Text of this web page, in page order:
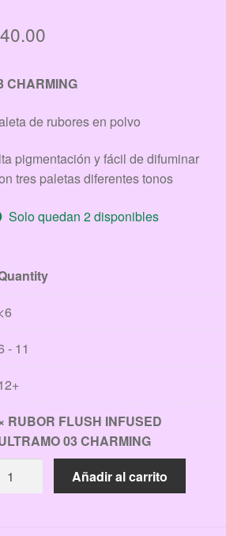
40.00
CHARMING
de rubores en polvo
pigmentación y fácil de difuminar
tres paletas diferentes tonos
Solo quedan 2 disponibles
<6
- 11
× RUBOR FLUSH INFUSED
03 CHARMING
Añadir al carrito